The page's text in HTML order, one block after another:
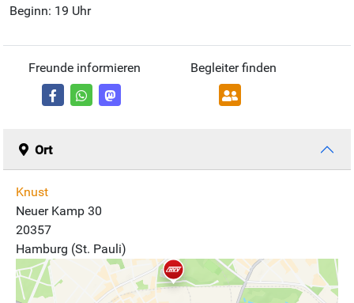
Beginn: 19 Uhr
Freunde informieren Begleiter finden
Ort
Knust
Neuer Kamp 30
20357
Hamburg (St. Pauli)